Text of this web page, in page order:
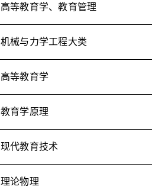
高等教育学、教育管理
机械与力学工程大类
高等教育学
教育学原理
现代教育技术
理论物理